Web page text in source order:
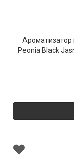
Ароматизатор
Peonia Black